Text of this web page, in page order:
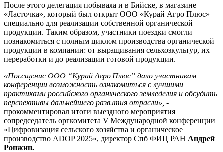
После этого делегация побывала и в Бийске, в магазине
«Ласточка», который был открыт ООО «Курай Агро Плюс»
специально для реализации собственной органической
продукции. Таким образом, участники поездки смогли
познакомиться с полным циклом производства органической
продукции в компании: от выращивания сельхозкультур, их
переработки и до реализации готовой продукции.
«Посещение ООО “Курай Агро Плюс” дало участникам
конференции возможность ознакомиться с лучшими
практиками российского органического земледелия и обсудить
перспективы дальнейшего развития отрасли», -
прокомментировал итоги выездного мероприятия
сопредседатель оргкомитета V Международной конференции
«Цифровизация сельского хозяйства и органическое
производство ADOP 2025», директор Спб ФИЦ РАН Андрей
Ронжин.